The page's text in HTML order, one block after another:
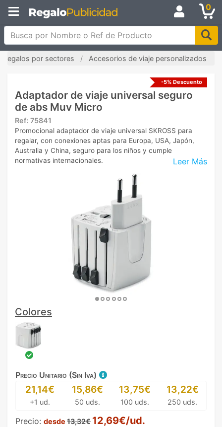
0
Busca por Nombre o Ref de Producto
Regalos por sectores Accesorios de viaje personalizados
-5% Descuento
Adaptador de viaje universal seguro
de abs Muv Micro
Ref: 75841
Leer Más
Promocional adaptador de viaje universal SKROSS para
regalar, con conexiones aptas para Europa, USA, Japón,
Australia y China, seguro para los niños y cumple
normativas internacionales.
Colores
Precio Unitario (Sin Iva)
21,14€
+1 ud.
15,86€
50 uds.
13,75€
100 uds.
13,22€
250 uds.
Precio: desde 13,32€ 12,69€/ud.